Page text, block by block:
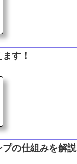
す！
の仕組みを解説